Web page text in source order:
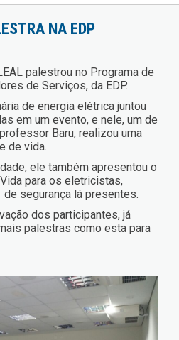
NA EDP
palestrou no Programa de
de Serviços, da EDP.
de energia elétrica juntou
em um evento, e nele, um de
Baru, realizou uma
de vida.
ele também apresentou o
para os eletricistas,
segurança lá presentes.
dos participantes, já
palestras como esta para